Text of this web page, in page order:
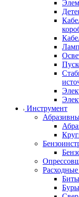
Инструмент
Биты
Буры